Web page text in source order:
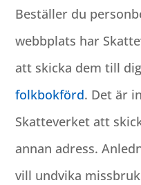
Beställer du
webbplats har
att skicka dem till
folkbokförd. Det är
Skatteverket att
annan adress.
vill undvika